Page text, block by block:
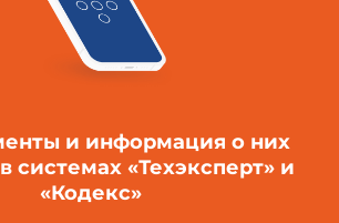
и информация о них
системах «Техэксперт» и
«Кодекс»